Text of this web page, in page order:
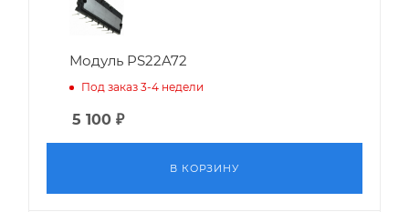
Модуль PS22A72
Под заказ 3-4 недели
5 100 ₽
В КОРЗИНУ